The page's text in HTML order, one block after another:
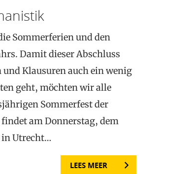
Sommerferien und den
Damit dieser Abschluss
Klausuren auch ein wenig
geht, möchten wir alle
Sommerfest der
am Donnerstag, dem
in Utrecht…
LEES MEER